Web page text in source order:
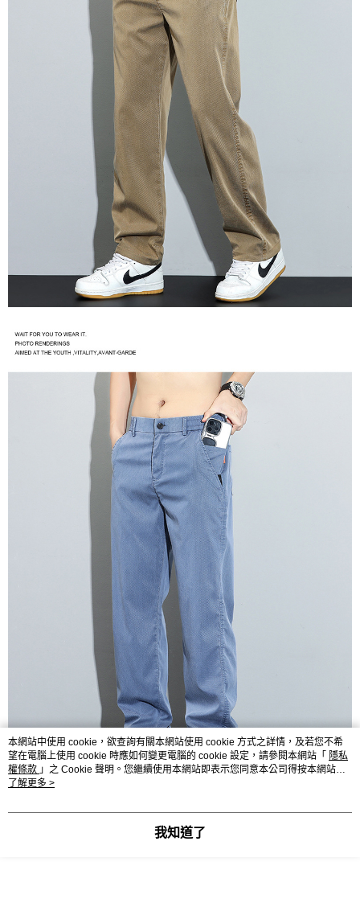
本網站中使用 cookie，欲查詢有關本網站使用 cookie 方式之詳情，及若您不希
望在電腦上使用 cookie 時應如何變更電腦的 cookie 設定，請參閱本網站「 隱私
權條款 」之 Cookie 聲明。您繼續使用本網站即表示您同意本公司得按本網站使
用條款之 Cookie 聲明使用 cookie。
了解更多 >
我知道了